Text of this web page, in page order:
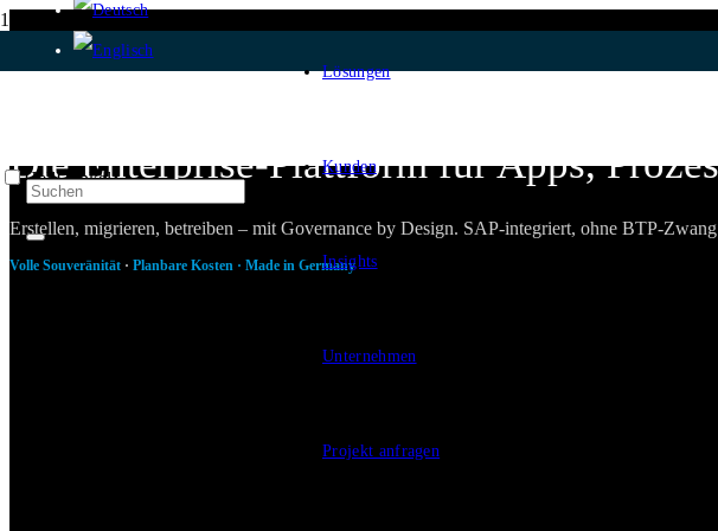
Lösungen
Kunden
Insights
Unternehmen
Projekt anfragen
HellDunkel
Die Enterprise-Plattform für Apps,
Erstellen, migrieren, betreiben – mit Governance by Design. SAP-integriert, ohne BTP-
Volle Souveränität · Planbare Kosten · Made in Germany